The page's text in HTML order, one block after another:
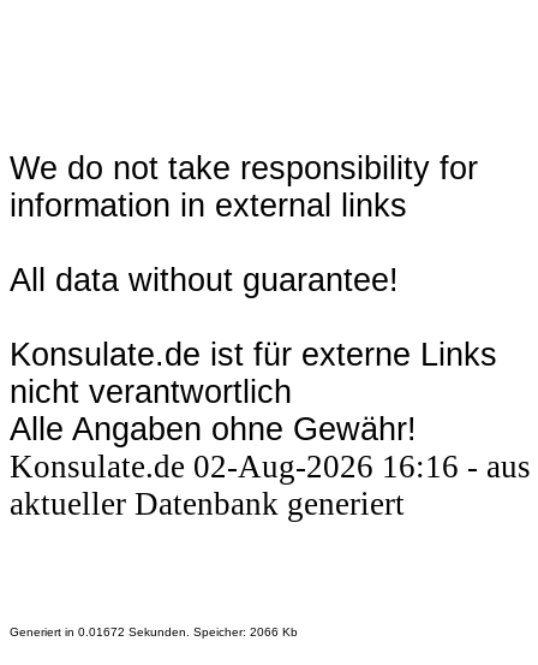
We do not take responsibility for
information in external links
All data without guarantee!
Konsulate.de ist für externe Links
nicht verantwortlich
Alle Angaben ohne Gewähr!
Konsulate.de 02-Aug-2026 16:16 - aus
aktueller Datenbank generiert
Generiert in 0.01672 Sekunden. Speicher: 2066 Kb